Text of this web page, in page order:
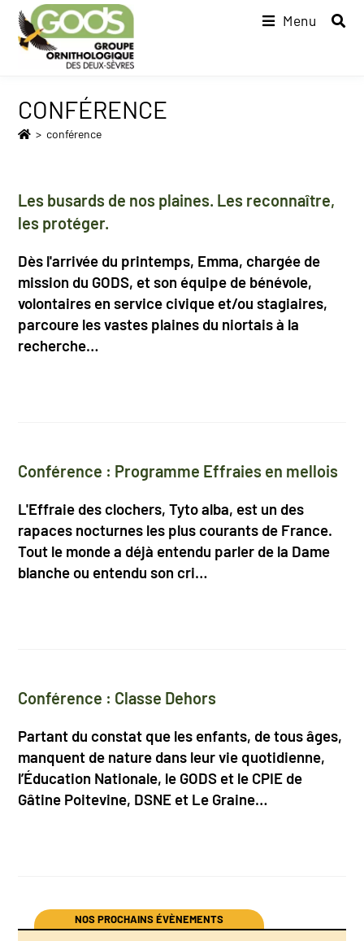
Menu
CONFÉRENCE
> conférence
Les busards de nos plaines. Les reconnaître,
les protéger.
Dès l'arrivée du printemps, Emma, chargée de
mission du GODS, et son équipe de bénévole,
volontaires en service civique et/ou stagiaires,
parcoure les vastes plaines du niortais à la
recherche…
Conférence : Programme Effraies en mellois
L'Effraie des clochers, Tyto alba, est un des
rapaces nocturnes les plus courants de France.
Tout le monde a déjà entendu parler de la Dame
blanche ou entendu son cri…
Conférence : Classe Dehors
Partant du constat que les enfants, de tous âges,
manquent de nature dans leur vie quotidienne,
l’Éducation Nationale, le GODS et le CPIE de
Gâtine Poitevine, DSNE et Le Graine…
NOS PROCHAINS ÉVÈNEMENTS